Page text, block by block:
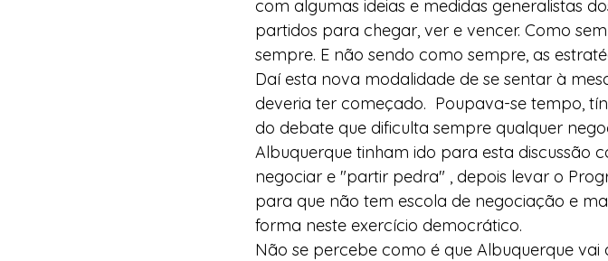
com algumas ideias e medidas generalistas
partidos para chegar, ver e vencer. Como
sempre. E não sendo como sempre, as
Daí esta nova modalidade de se sentar à
deveria ter começado.  Poupava-se tempo,
do debate que dificulta sempre qualquer
Albuquerque tinham ido para esta discussão
negociar e "partir pedra" , depois levar o
para que não tem escola de negociação e
forma neste exercício democrático.
Não se percebe como é que Albuquerque